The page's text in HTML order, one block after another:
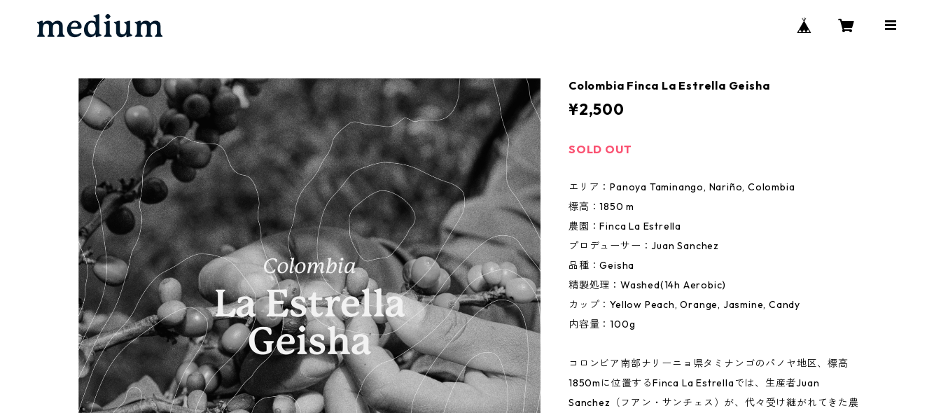
Colombia Finca La Estrella Geisha
¥2,500
SOLD OUT
エリア：Panoya Taminango, Nariño, Colombia
標高：1850 m
農園：Finca La Estrella
プロデューサー：Juan Sanchez
品種：Geisha
精製処理：Washed(14h Aerobic)
カップ：Yellow Peach, Orange, Jasmine, Candy
内容量：100g
コロンビア南部ナリーニョ県タミナンゴのパノヤ地区、標高
1850mに位置するFinca La Estrellaでは、生産者Juan
Sanchez（フアン・サンチェス）が、代々受け継がれてきた農